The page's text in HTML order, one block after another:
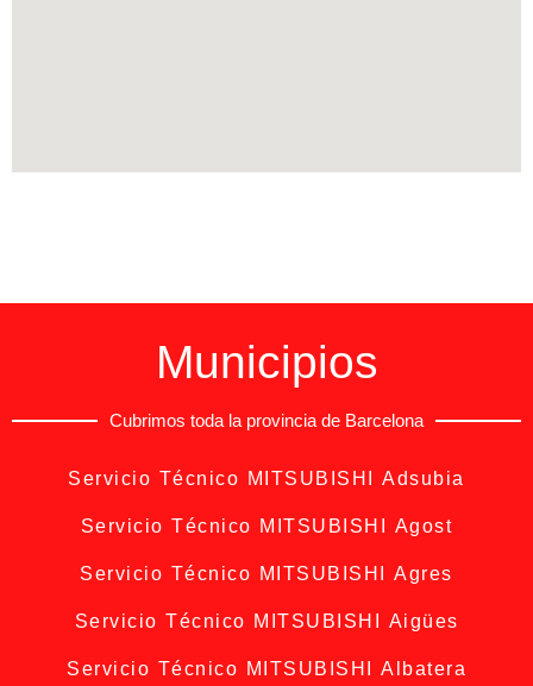
Municipios
Cubrimos toda la provincia de Barcelona
Servicio Técnico MITSUBISHI Adsubia
Servicio Técnico MITSUBISHI Agost
Servicio Técnico MITSUBISHI Agres
Servicio Técnico MITSUBISHI Aigües
Servicio Técnico MITSUBISHI Albatera